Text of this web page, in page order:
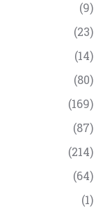
(9)
(23)
(14)
(80)
(169)
(87)
(214)
(64)
(1)